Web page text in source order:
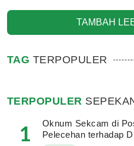
TAMBAH
TAG TERPOPULER
TERPOPULER
1
Oknum Sekcam di
Pelecehan terhadap